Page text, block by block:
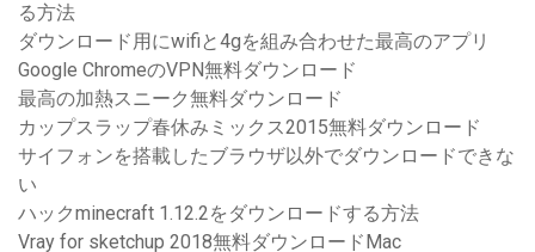
る方法
ダウンロード用にwifiと4gを組み合わせた最高のアプリ
Google ChromeのVPN無料ダウンロード
最高の加熱スニーク無料ダウンロード
カップスラップ春休みミックス2015無料ダウンロード
サイフォンを搭載したブラウザ以外でダウンロードできな
い
ハックminecraft 1.12.2をダウンロードする方法
Vray for sketchup 2018無料ダウンロードMac